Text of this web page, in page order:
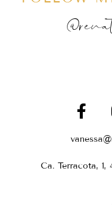
Ca. Terracota, 1,